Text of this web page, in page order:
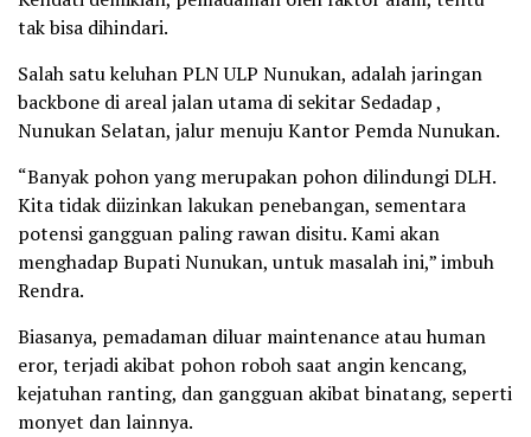
tak bisa dihindari.
Salah satu keluhan PLN ULP Nunukan, adalah jaringan
backbone di areal jalan utama di sekitar Sedadap ,
Nunukan Selatan, jalur menuju Kantor Pemda Nunukan.
“Banyak pohon yang merupakan pohon dilindungi DLH.
Kita tidak diizinkan lakukan penebangan, sementara
potensi gangguan paling rawan disitu. Kami akan
menghadap Bupati Nunukan, untuk masalah ini,” imbuh
Rendra.
Biasanya, pemadaman diluar maintenance atau human
eror, terjadi akibat pohon roboh saat angin kencang,
kejatuhan ranting, dan gangguan akibat binatang, seperti
monyet dan lainnya.